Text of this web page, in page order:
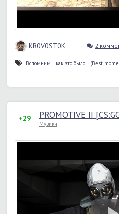
KR0V0ST0K 2
Вспомним как это было (Best
+29 PROMOTIVE II
Мувики